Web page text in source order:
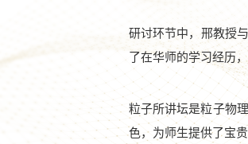
研讨环节中，邢教授
了在华师的学习经历
粒子所讲坛是粒子物
色，为师生提供了宝